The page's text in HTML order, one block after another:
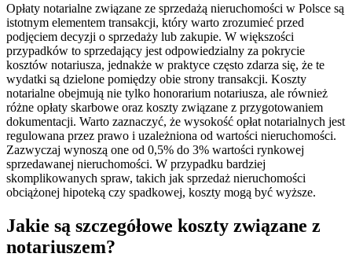
Opłaty notarialne związane ze sprzedażą nieruchomości w Polsce są
istotnym elementem transakcji, który warto zrozumieć przed
podjęciem decyzji o sprzedaży lub zakupie. W większości
przypadków to sprzedający jest odpowiedzialny za pokrycie
kosztów notariusza, jednakże w praktyce często zdarza się, że te
wydatki są dzielone pomiędzy obie strony transakcji. Koszty
notarialne obejmują nie tylko honorarium notariusza, ale również
różne opłaty skarbowe oraz koszty związane z przygotowaniem
dokumentacji. Warto zaznaczyć, że wysokość opłat notarialnych jest
regulowana przez prawo i uzależniona od wartości nieruchomości.
Zazwyczaj wynoszą one od 0,5% do 3% wartości rynkowej
sprzedawanej nieruchomości. W przypadku bardziej
skomplikowanych spraw, takich jak sprzedaż nieruchomości
obciążonej hipoteką czy spadkowej, koszty mogą być wyższe.
Jakie są szczegółowe koszty związane z
notariuszem?